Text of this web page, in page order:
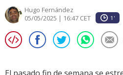
Hugo Fernández
05/05/2025 | 16:47 CET
1'